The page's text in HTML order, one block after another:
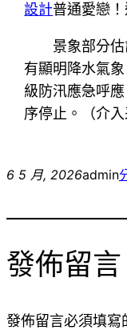
設計普通愛戀
景象部分
有顯明降水氣
級防汛應急呼
序停止。（介入
6 5 月, 2026admin
發佈留言
發佈留言必須填寫